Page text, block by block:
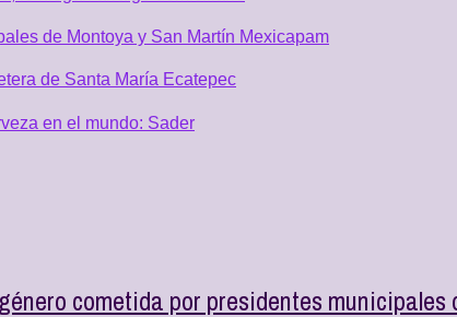
de Montoya y San Martín Mexicapam
de Santa María Ecatepec
en el mundo: Sader
cometida por presidentes